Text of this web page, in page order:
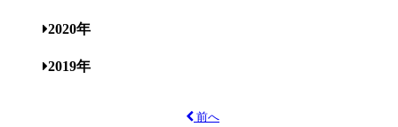
2020年
2019年
前へ